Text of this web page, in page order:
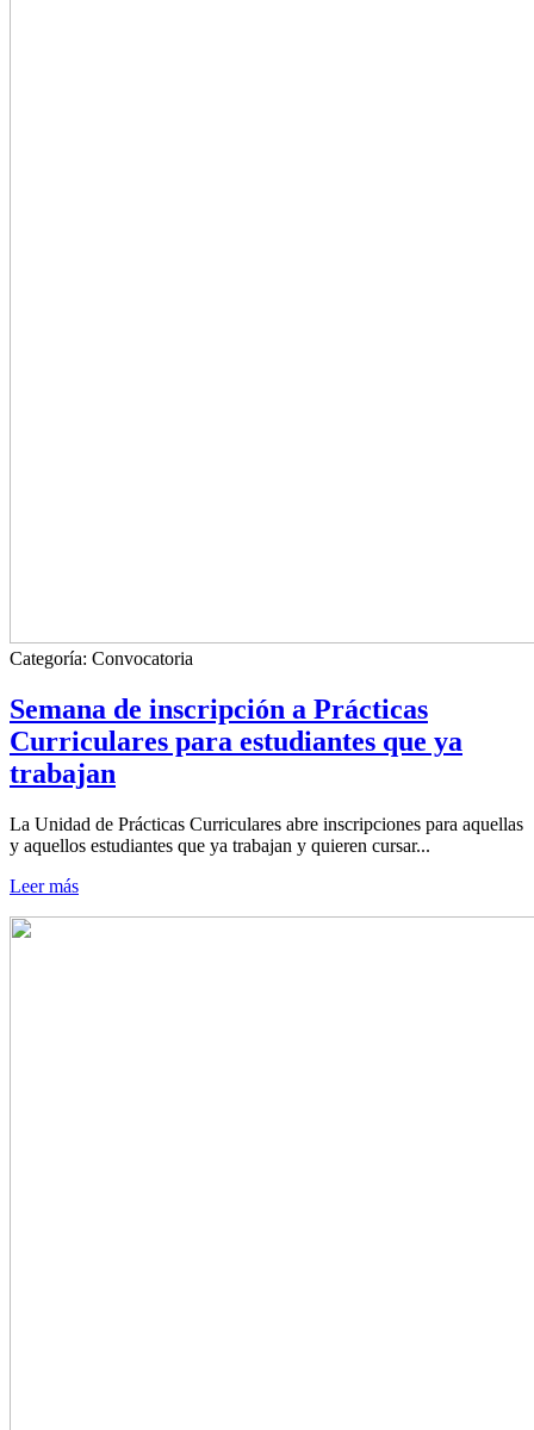
Categoría: Convocatoria
Semana de inscripción a Prácticas
Curriculares para estudiantes que ya
trabajan
La Unidad de Prácticas Curriculares abre inscripciones para aquellas
y aquellos estudiantes que ya trabajan y quieren cursar...
Leer más